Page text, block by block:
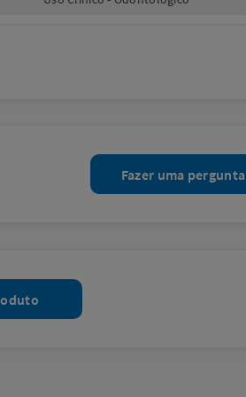
Fazer uma pergunta